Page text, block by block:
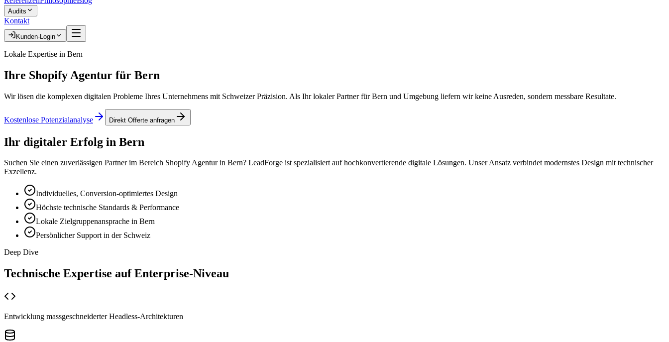
Audits
Kontakt
Kunden-Login
Lokale Expertise in Bern
Ihre Shopify Agentur für Bern
Wir lösen die komplexen digitalen Probleme Ihres Unternehmens mit Schweizer Präzision. Als Ihr lokaler Partner fürBern und Umgebung liefern wir keine Ausreden, sondern messbare Resultate.
Kostenlose Potenzialanalyse Direkt Offerte anfragen
Ihr digitaler Erfolg in Bern
Suchen Sie einen zuverlässigen Partner im Bereich Shopify Agenturin Bern? LeadForge ist spezialisiert auf hochkonvertierende digitale Lösungen. Unser Ansatz verbindet modernstes Design mit technischer
Exzellenz.
Individuelles, Conversion-optimiertes Design
Höchste technische Standards & Performance
Lokale Zielgruppenansprache in Bern
Persönlicher Support in der Schweiz
Deep Dive
Technische Expertise auf Enterprise-Niveau
Entwicklung massgeschneiderter Headless-Architekturen